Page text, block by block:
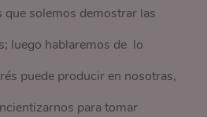
que solemos demostrar las
luego hablaremos de lo
puede producir en nosotras,
para tomar